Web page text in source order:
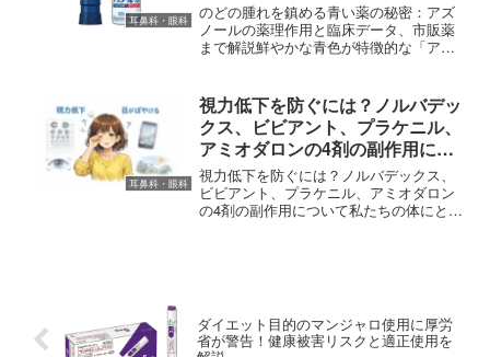
耳鼻科・眼科
のどの腫れを鎮める青い薬の秘密：アズ
ノールの薬理作用と臨床データ、市販薬
まで解説鮮やかな青色が特徴的な「アズ
がい薬」を処方された経験がある方は多
いのではないでしょうか。...
耳鼻科・眼科
視力低下を防ぐには？ノルバデッ
クス、ビビアント、プラケニル、
アミオダロンの4剤の副作用につ
いて
視力低下を防ぐには？ノルバデックス、
ビビアント、プラケニル、アミオダロン
の4剤の副作用について私たちの体にとっ
ダイエット目的のマンジャロ使用に厚労
省が警告！健康被害リスクと適正使用を